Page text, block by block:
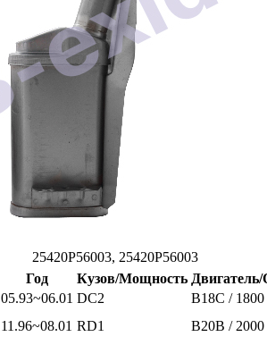
25420P56003, 25420P56003
Год Кузов/Мощность
05.93~06.01 DC2
B18C / 1800
11.96~08.01 RD1 B20B / 2000